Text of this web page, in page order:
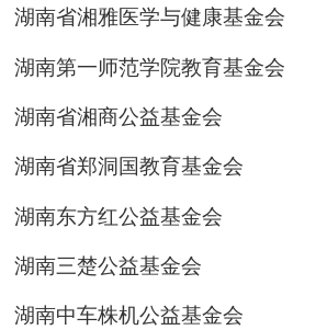
湖南省湘雅医学与健康基金会
湖南第一师范学院教育基金会
湖南省湘商公益基金会
湖南省郑洞国教育基金会
湖南东方红公益基金会
湖南三楚公益基金会
湖南中车株机公益基金会